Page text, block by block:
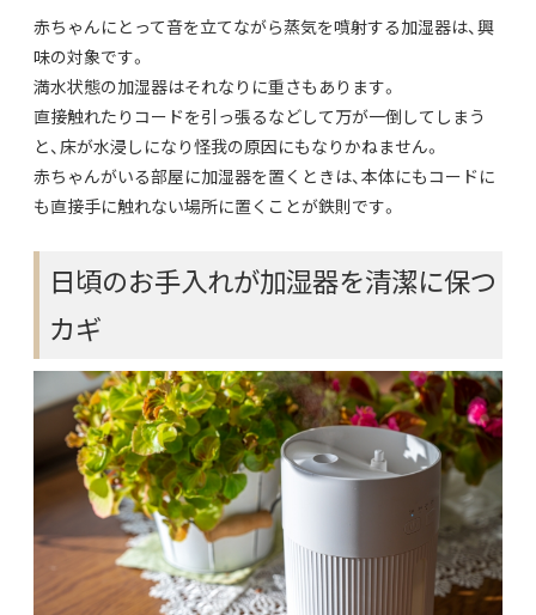
赤ちゃんにとって音を立てながら蒸気を噴射する加湿器は、興
味の対象です。
満水状態の加湿器はそれなりに重さもあります。
直接触れたりコードを引っ張るなどして万が一倒してしまう
と、床が水浸しになり怪我の原因にもなりかねません。
赤ちゃんがいる部屋に加湿器を置くときは、本体にもコードに
も直接手に触れない場所に置くことが鉄則です。
日頃のお手入れが加湿器を清潔に保つ
カギ